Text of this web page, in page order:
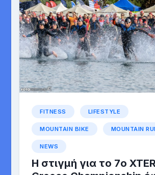
FITNESS LIFESTYLE
MOUNTAIN BIKE MOUNTAIN
NEWS
Η στιγμή για το 7o